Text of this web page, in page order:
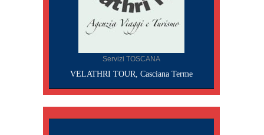
Servizi TOSCANA
VELATHRI TOUR, Casciana Terme